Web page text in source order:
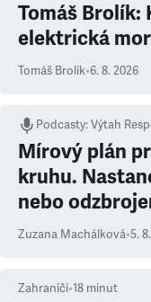
Tomáš Brolík:
elektrická
Tomáš Brolík•6. 8. 2026
Podcasty:Výtah
Mírový plán
kruhu.
nebo
Zuzana Machálková•5.
Zahraničí•18 minut